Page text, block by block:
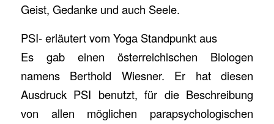
Geist, Gedanke und auch Seele.
PSI- erläutert vom Yoga Standpunkt aus
Es gab einen österreichischen Biologen
namens Berthold Wiesner. Er hat diesen
Ausdruck PSI benutzt, für die Beschreibung
von allen möglichen parapsychologischen